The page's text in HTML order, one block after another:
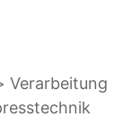
Verarbeitung